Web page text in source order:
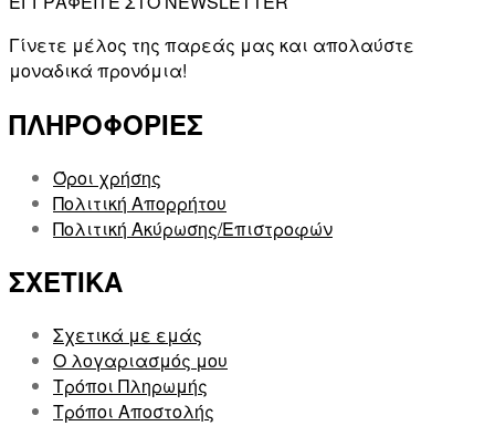
Γίνετε μέλος της παρεάς μας και απολαύστε
μοναδικά προνόμια!
ΠΛΗΡΟΦΟΡΙΕΣ
Όροι χρήσης
Πολιτική Απορρήτου
Πολιτική Ακύρωσης/Επιστροφών
ΣΧΕΤΙΚΑ
Σχετικά με εμάς
Ο λογαριασμός μου
Τρόποι Πληρωμής
Τρόποι Αποστολής